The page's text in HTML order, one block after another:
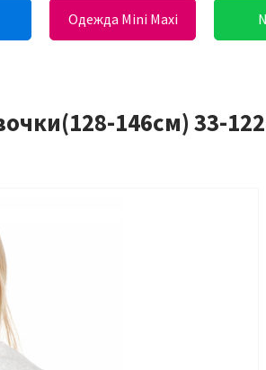
Одежда Mini Maxi
146см) 33-